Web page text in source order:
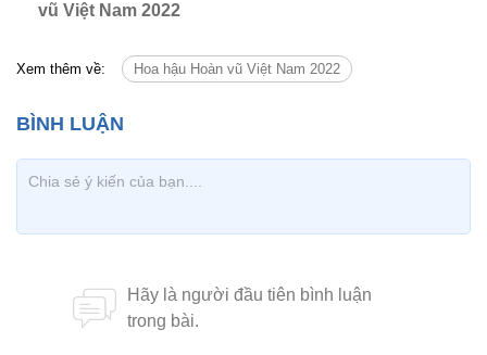
vũ Việt Nam 2022
Xem thêm về: Hoa hậu Hoàn vũ Việt Nam 2022